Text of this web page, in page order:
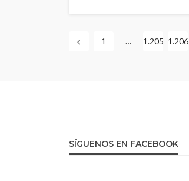
1 … 1.205 1.206
SÍGUENOS EN FACEBOOK